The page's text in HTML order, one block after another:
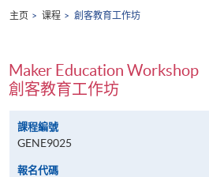
主页 课程 創客教育工作坊
Maker Education Workshop
創客教育工作坊
課程編號
GENE9025
報名代碼